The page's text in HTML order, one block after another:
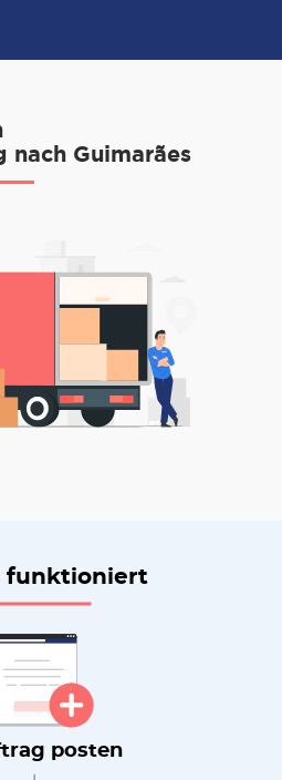
nach Guimarães
funktioniert
posten